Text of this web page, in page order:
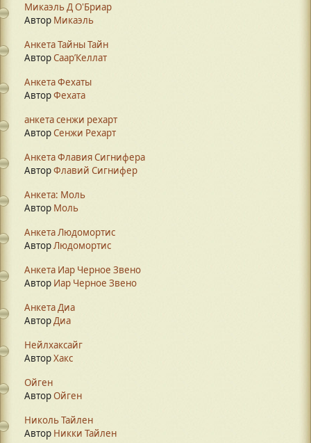
Микаэль Д О'Бриар
Автор Микаэль
Анкета Тайны Тайн
АвторСаар’Келлат
Анкета Фехаты
АвторФехата
анкета сенжи рехарт
АвторСенжи Рехарт
Анкета Флавия Сигнифера
АвторФлавий Сигнифер
Анкета: Моль
Автор Моль
Анкета Людомортис
АвторЛюдомортис
Анкета Иар Черное Звено
Автор Иар Черное Звено
Анкета Диа
АвторДиа
Нейлхаксайг
АвторХакс
Ойген
АвторОйген
Николь Тайлен
Автор Никки Тайлен